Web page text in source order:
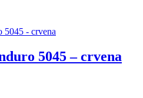
5045 – crvena